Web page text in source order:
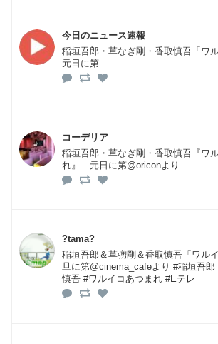
今日のニュース速報
稲垣吾郎・草なぎ剛・香取慎吾「ワ
元日に第
コーデリア
稲垣吾郎・草なぎ剛・香取慎吾『ワ
れ』 元日に第@oriconより
?tama?
稲垣吾郎＆草彅剛＆香取慎吾「ワル
旦に第@cinema_cafeより #稲垣吾郎
慎吾 #ワルイコあつまれ #Eテレ